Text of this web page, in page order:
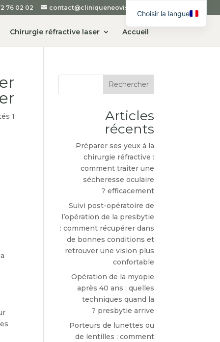
76 02 02 contact@cliniqueneovision.com
Accueil
Chirurgie réfractive laser
?
1 juillet 2024
Rechercher
Articles
récents
Préparer ses yeux à la
chirurgie réfractive :
comment traiter une
sécheresse oculaire
efficacement ?
Suivi post-opératoire de
l’opération de la presbytie
: comment récupérer dans
de bonnes conditions et
retrouver une vision plus
confortable
Opération de la myopie
après 40 ans : quelles
techniques quand la
presbytie arrive ?
Porteurs de lunettes ou
de lentilles : comment
Choisir la langue
Spanish